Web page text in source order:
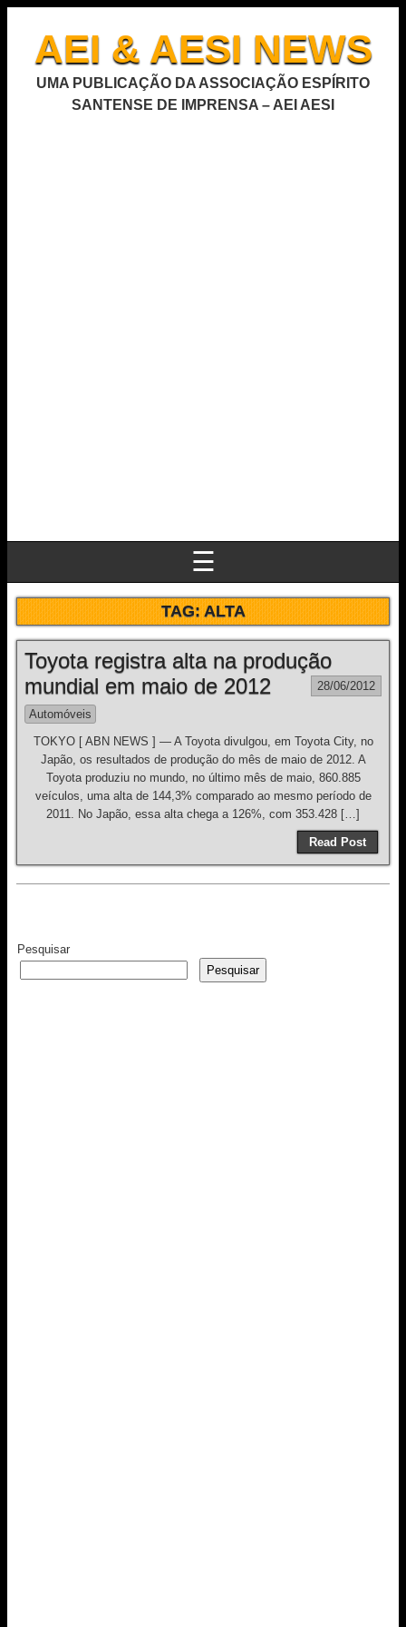
AEI & AESI NEWS
UMA PUBLICAÇÃO DA ASSOCIAÇÃO ESPÍRITO
SANTENSE DE IMPRENSA – AEI AESI
☰
TAG:ALTA
Toyota registra alta na produção
mundial em maio de 2012
28/06/2012
Automóveis
TOKYO [ ABN NEWS ] — A Toyota divulgou, em Toyota City, no
Japão, os resultados de produção do mês de maio de 2012. A
Toyota produziu no mundo, no último mês de maio, 860.885
veículos, uma alta de 144,3% comparado ao mesmo período de
2011. No Japão, essa alta chega a 126%, com 353.428 […]
Read Post
Pesquisar
Pesquisar